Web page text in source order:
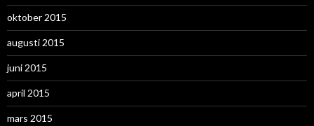
oktober 2015
augusti 2015
juni 2015
april 2015
mars 2015